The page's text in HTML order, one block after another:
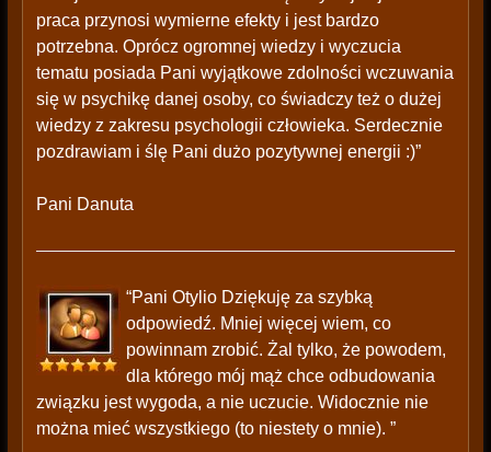
praca przynosi wymierne efekty i jest bardzo
potrzebna. Oprócz ogromnej wiedzy i wyczucia
tematu posiada Pani wyjątkowe zdolności wczuwania
się w psychikę danej osoby, co świadczy też o dużej
wiedzy z zakresu psychologii człowieka. Serdecznie
pozdrawiam i ślę Pani dużo pozytywnej energii :)”
Pani Danuta
“Pani Otylio Dziękuję za szybką
odpowiedź. Mniej więcej wiem, co
powinnam zrobić. Żal tylko, że powodem,
dla którego mój mąż chce odbudowania
związku jest wygoda, a nie uczucie. Widocznie nie
można mieć wszystkiego (to niestety o mnie). ”